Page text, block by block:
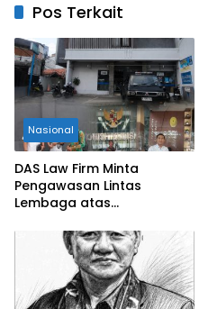
Pos Terkait
Nasional
DAS Law Firm Minta
Pengawasan Lintas
Lembaga atas
Objek Sengketa di
Pengadilan Negeri Jakarta